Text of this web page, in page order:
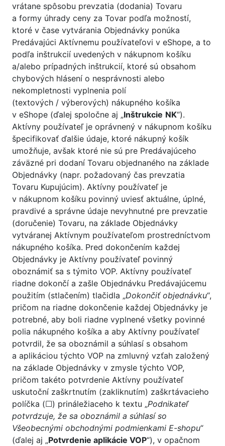
vrátane spôsobu prevzatia (dodania) Tovaru
a formy úhrady ceny za Tovar podľa možností,
ktoré v čase vytvárania Objednávky ponúka
Predávajúci Aktívnemu používateľovi v eShope, a to
podľa inštrukcií uvedených v nákupnom košíku
a/alebo prípadných inštrukcií, ktoré sú obsahom
chybových hlásení o nesprávnosti alebo
nekompletnosti vyplnenia polí
(textových / výberových) nákupného košíka
v eShope (ďalej spoločne aj „Inštrukcie NK“).
Aktívny používateľ je oprávnený v nákupnom košíku
špecifikovať ďalšie údaje, ktoré nákupný košík
umožňuje, avšak ktoré nie sú pre Predávajúceho
záväzné pri dodaní Tovaru objednaného na základe
Objednávky (napr. požadovaný čas prevzatia
Tovaru Kupujúcim). Aktívny používateľ je
v nákupnom košíku povinný uviesť aktuálne, úplné,
pravdivé a správne údaje nevyhnutné pre prevzatie
(doručenie) Tovaru, na základe Objednávky
vytváranej Aktívnym používateľom prostredníctvom
nákupného košíka. Pred dokončením každej
Objednávky je Aktívny používateľ povinný
oboznámiť sa s týmito VOP. Aktívny používateľ
riadne dokončí a zašle Objednávku Predávajúcemu
použitím (stlačením) tlačidla „Dokončiť objednávku“,
pričom na riadne dokončenie každej Objednávky je
potrebné, aby boli riadne vyplnené všetky povinné
polia nákupného košíka a aby Aktívny používateľ
potvrdil, že sa oboznámil a súhlasí s obsahom
a aplikáciou týchto VOP na zmluvný vzťah založený
na základe Objednávky v zmysle týchto VOP,
pričom takéto potvrdenie Aktívny používateľ
uskutoční zaškrtnutím (zakliknutím) zaškrtávacieho
políčka (☐) prináležiaceho k textu „Podnikateľ
potvrdzuje, že sa oboznámil a súhlasí so
Všeobecnými obchodnými podmienkami E-shopu“
(ďalej aj „Potvrdenie aplikácie VOP“), v opačnom